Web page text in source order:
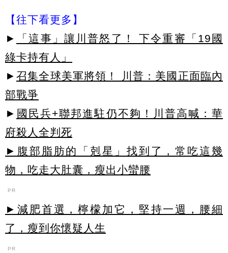
【往下看更多】
►
「這事」讓川普怒了！ 下令重審「19國
綠卡持有人」
► 召集全球美軍將領！ 川普：美國正面臨內
部戰爭
► 國民兵+聯邦進駐仍不夠！川普高喊：華
府殺人全判死
►腹部脂肪的「剋星」找到了，常吃這幾
物，吃走大肚囊，瘦出小蠻腰
PR
►減肥首選，檸檬加它，堅持一週，腰細
了，瘦到你懷疑人生
PR